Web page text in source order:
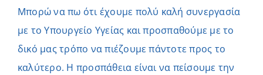
Μπορώ να πω ότι έχουμε πολύ καλή συνεργασία
με το Υπουργείο Υγείας και προσπαθούμε με το
δικό μας τρόπο να πιέζουμε πάντοτε προς το
καλύτερο. Η προσπάθεια είναι να πείσουμε την